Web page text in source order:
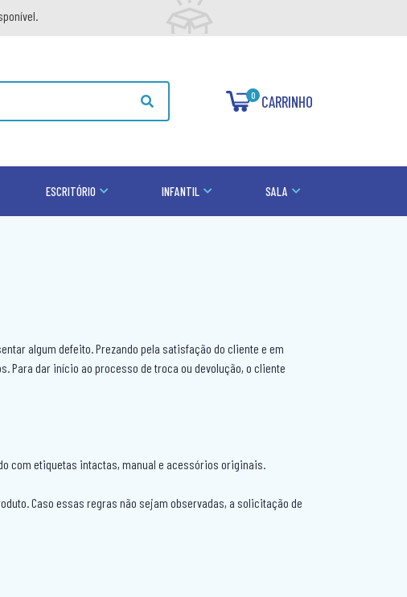
0 CARRINHO
ESCRITÓRIO INFANTIL SALA
algum defeito. Prezando pela satisfação do cliente e em
Para dar início ao processo de troca ou devolução, o cliente
com etiquetas intactas, manual e acessórios originais.
Caso essas regras não sejam observadas, a solicitação de